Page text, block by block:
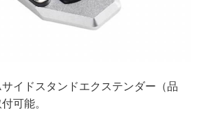
イドスタンドエクステンダー（品
可能。